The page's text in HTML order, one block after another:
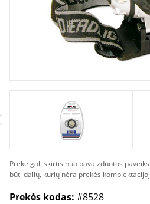
Prekė gali skirtis nuo pavaizduotos
būti dalių, kurių nėra prekės
Prekės kodas: #8528